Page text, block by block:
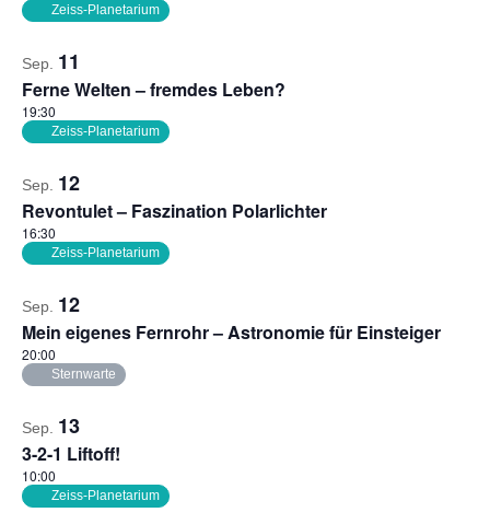
Zeiss-Planetarium
Sep. 11
Ferne Welten – fremdes Leben?
19:30
Zeiss-Planetarium
Sep. 12
Revontulet – Faszination Polarlichter
16:30
Zeiss-Planetarium
Sep. 12
Mein eigenes Fernrohr – Astronomie für Einsteiger
20:00
Sternwarte
Sep. 13
3-2-1 Liftoff!
10:00
Zeiss-Planetarium